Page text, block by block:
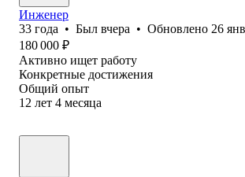
Инженер
33 года • Был вчера • Обновлено 26
180 000 ₽
Активно ищет работу
Конкретные достижения
Общий опыт
12 лет 4 месяца